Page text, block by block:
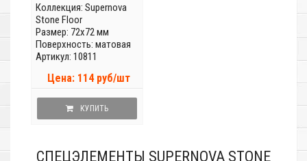
Коллекция: Supernova
Stone Floor
Размер: 72x72 мм
Поверхность: матовая
Артикул: 10811
Цена: 114 руб/шт
КУПИТЬ
СПЕЦЭЛЕМЕНТЫ SUPERNOVA STONE